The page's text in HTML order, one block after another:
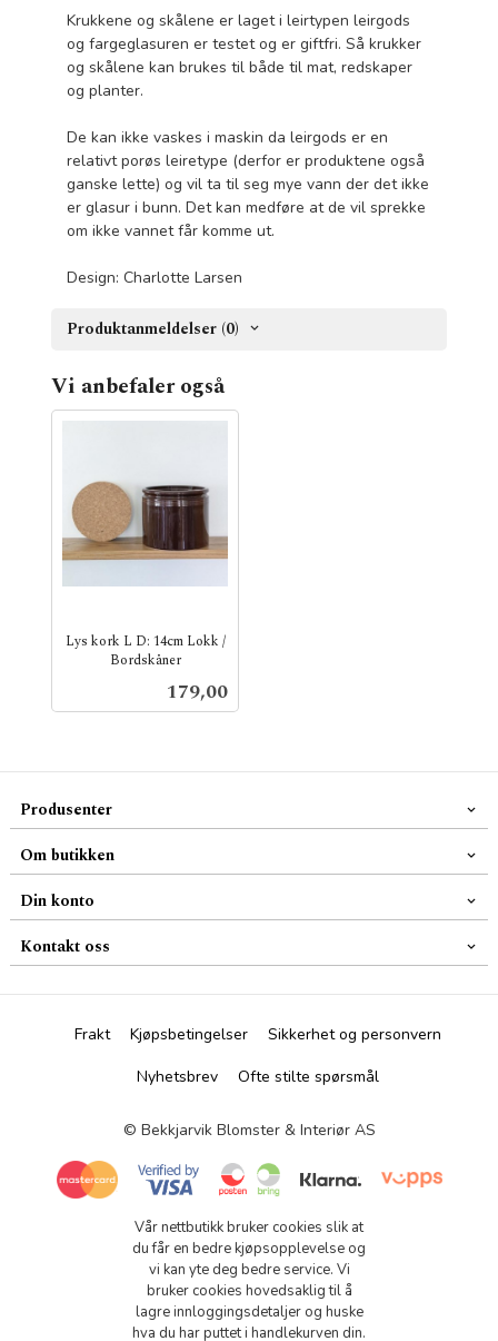
Krukkene og skålene er laget i leirtypen leirgods
og fargeglasuren er testet og er giftfri. Så krukker
og skålene kan brukes til både til mat, redskaper
og planter.
De kan ikke vaskes i maskin da leirgods er en
relativt porøs leiretype (derfor er produktene også
ganske lette) og vil ta til seg mye vann der det ikke
er glasur i bunn. Det kan medføre at de vil sprekke
om ikke vannet får komme ut.
Design: Charlotte Larsen
Produktanmeldelser (0)
Vi anbefaler også
Lys kork L D: 14cm Lokk /
Bordskåner
Pris
179,00
Produsenter
Om butikken
Din konto
Kontakt oss
Frakt Kjøpsbetingelser
Sikkerhet og personvern
Nyhetsbrev
Ofte stilte spørsmål
© Bekkjarvik Blomster & Interiør AS
Vår nettbutikk bruker cookies slik at
du får en bedre kjøpsopplevelse og
vi kan yte deg bedre service. Vi
bruker cookies hovedsaklig til å
lagre innloggingsdetaljer og huske
hva du har puttet i handlekurven din.